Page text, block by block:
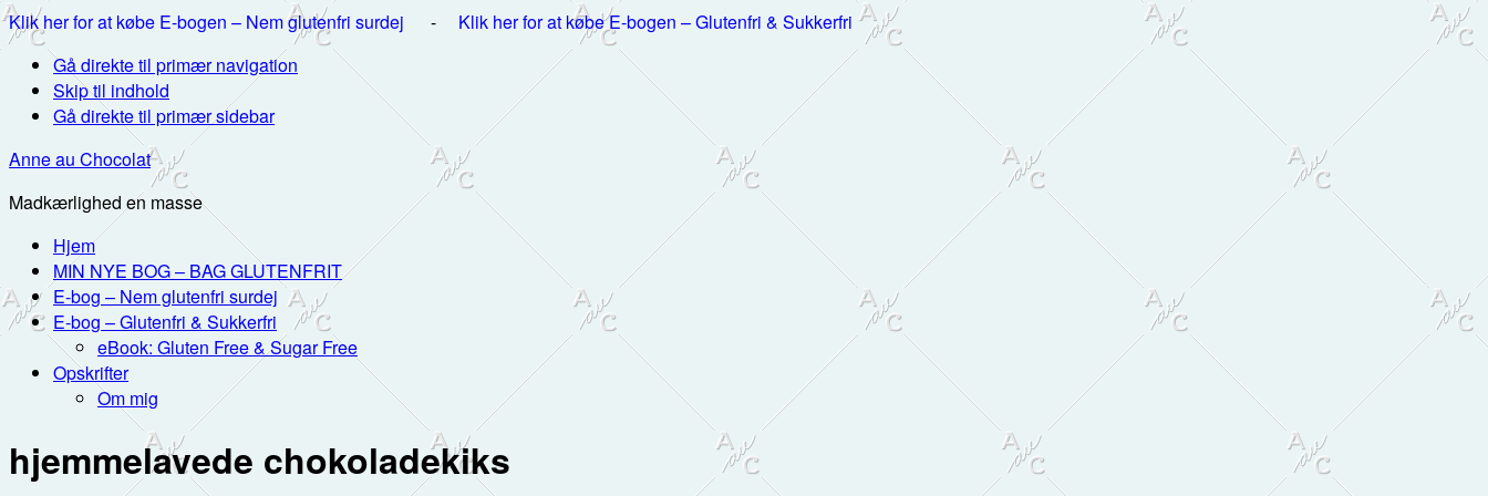
Klik her for at købe E-bogen – Nem glutenfri surdej - Klik her for at købe E-bogen – Glutenfri & Sukkerfri
Gå direkte til primær navigation
Skip til indhold
Gå direkte til primær sidebar
Anne au Chocolat
Madkærlighed en masse
Hjem
MIN NYE BOG – BAG GLUTENFRIT
E-bog – Nem glutenfri surdej
E-bog – Glutenfri & Sukkerfri
eBook: Gluten Free & Sugar Free
Opskrifter
Om mig
hjemmelavede chokoladekiks